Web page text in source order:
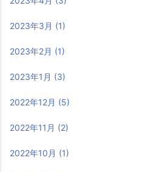
2023年3月 (1)
2023年2月 (1)
2023年1月 (3)
2022年12月 (5)
2022年11月 (2)
2022年10月 (1)